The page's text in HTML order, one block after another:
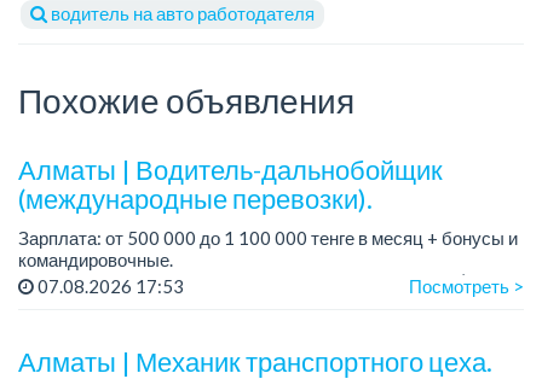
водитель на авто работодателя
Похожие объявления
Алматы | Водитель-дальнобойщик
(международные перевозки).
Зарплата: от 500 000 до 1 100 000 тенге в месяц + бонусы и
командировочные.
Требования: права категории Е, опыт работы от 3 лет (опыт
07.08.2026 17:53 Посмотреть >
Алматы | Механик транспортного цеха.